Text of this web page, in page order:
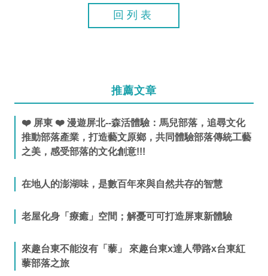
回列表
推薦文章
❤️ 屏東 ❤️ 漫遊屏北--森活體驗：馬兒部落，追尋文化
推動部落產業，打造藝文原鄉，共同體驗部落傳統工藝
之美，感受部落的文化創意!!!
在地人的澎湖味，是數百年來與自然共存的智慧
老屋化身「療癒」空間；解憂可可打造屏東新體驗
來趣台東不能沒有「藜」 來趣台東x達人帶路x台東紅
藜部落之旅